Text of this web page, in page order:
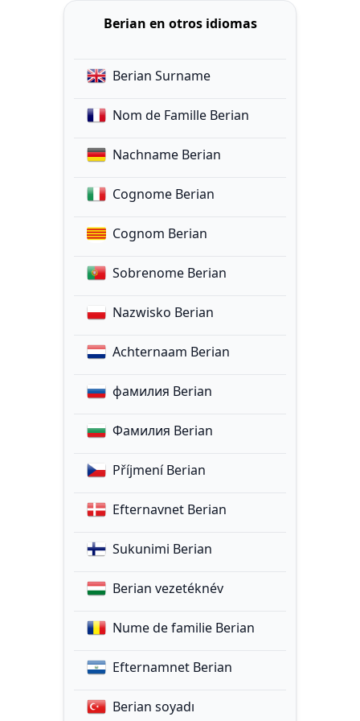
Berian en otros idiomas
Berian Surname
Nom de Famille Berian
Nachname Berian
Cognome Berian
Cognom Berian
Sobrenome Berian
Nazwisko Berian
Achternaam Berian
фамилия Berian
Фамилия Berian
Příjmení Berian
Efternavnet Berian
Sukunimi Berian
Berian vezetéknév
Nume de familie Berian
Efternamnet Berian
Berian soyadı